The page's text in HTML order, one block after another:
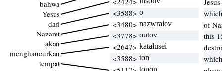
bahwa
Yesus
dari
Nazaret
akan
menghancurkan
tempat
<3588> o
<3480> nazwraiov
of
<3778> outov
this
<2647> katalusei
<3588> ton
topon